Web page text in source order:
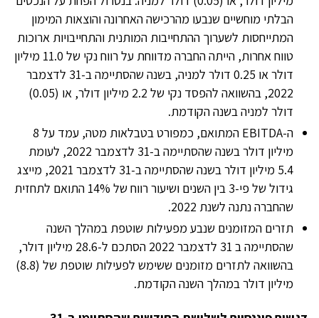
הבלתי מוחשיים שנבעו מהרכישה האחרונה והוצאות המימון
המתייחסות לשערוך ההתחייבות המותנית והתחייבויות ארוכות
טווח אחרות, הייתה החברה מדווחת על רווח נקי של 11.0 מיליון
דולר או 0.25 דולר למניה, בשנה שהסתיימה ב-31 לדצמבר
2022, בהשוואה להפסד נקי של 2.2 מיליון דולר, או (0.05)
דולר למניה בשנה הקודמת.
ה-EBITDA המתואם, כמפורט בטבלאות מטה, עמד על 8
מיליון דולר בשנה שהסתיימה ב-31 לדצמבר 2022, לעומת
5.4 מיליון דולר בשנה שהסתיימה ב-31 לדצמבר 2021, מייצג
גידול של פי-3 בין השנים ושיעור רווח של 14% התואם לתחזית
שהחברה נתנה לשנת 2022.
תזרים המזומנים שנבע מפעילות שוטפת במהלך השנה
שהסתיימה ב 31 לדצמבר 2022 הסתכם ל-28.6 מיליון דולר,
בהשוואה לתזרים מזומנים ששימש לפעילות שוטפת של (8.8)
מיליון דולר במהלך השנה הקודמת.